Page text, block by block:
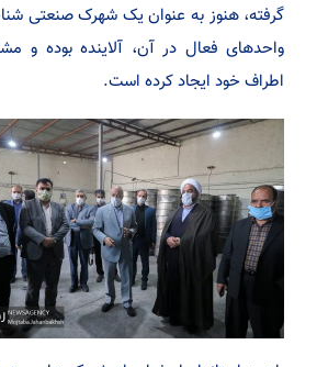
گرفته، هنوز به عنوان یک شهرک صنعتی
واحدهای فعال در آن، آلاینده بوده و
اطراف خود ایجاد کرده است.